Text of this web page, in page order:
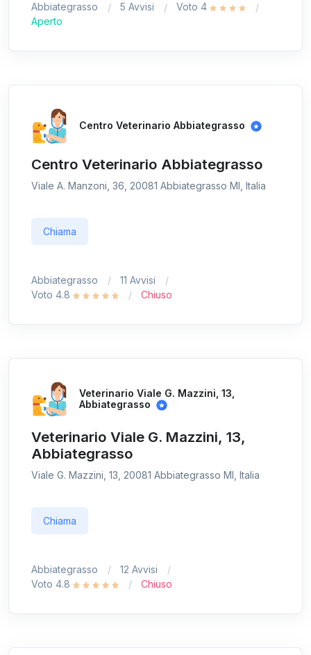
Abbiategrasso 5 Avvisi
Voto 4
Aperto
Centro Veterinario Abbiategrasso
Centro Veterinario Abbiategrasso
Viale A. Manzoni, 36, 20081 Abbiategrasso MI, Italia
Chiama
Abbiategrasso
11 Avvisi
Voto 4.8
Chiuso
Veterinario Viale G. Mazzini, 13,
Abbiategrasso
Veterinario Viale G. Mazzini, 13,
Abbiategrasso
Viale G. Mazzini, 13, 20081 Abbiategrasso MI, Italia
Chiama
Abbiategrasso
12 Avvisi
Voto 4.8
Chiuso